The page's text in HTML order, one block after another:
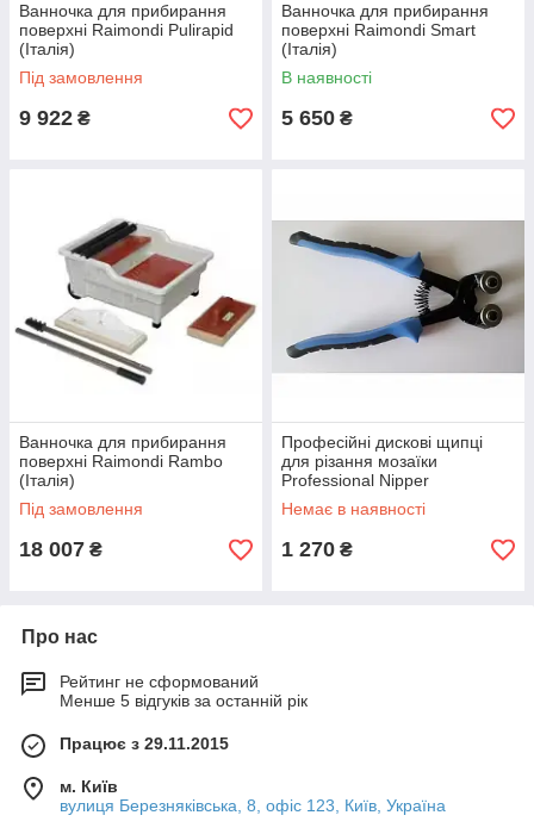
Ванночка для прибирання
поверхні Raimondi Pulirapid
(Італія)
Під замовлення
9 922 ₴
Ванночка для прибирання
поверхні Raimondi Smart
(Італія)
В наявності
5 650 ₴
Ванночка для прибирання
поверхні Raimondi Rambo
(Італія)
Під замовлення
18 007 ₴
Професійні дискові щипці
для різання мозаїки
Professional Nipper
Немає в наявності
1 270 ₴
Про нас
Рейтинг не сформований
Менше 5 відгуків за останній рік
Працює з 29.11.2015
м. Київ
вулиця Березняківська, 8, офіс 123, Київ, Україна